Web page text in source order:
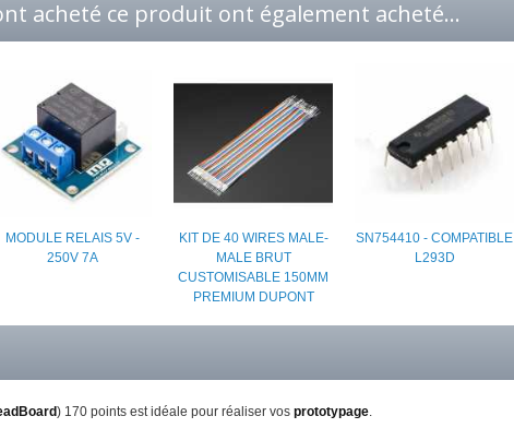
acheté ce produit ont également acheté...
MODULE RELAIS 5V -
250V 7A
KIT DE 40 WIRES MALE-
MALE BRUT
CUSTOMISABLE 150MM
PREMIUM DUPONT
SN754410 - COMPATIBLE
L293D
) 170 points est idéale pour réaliser vos prototypage.